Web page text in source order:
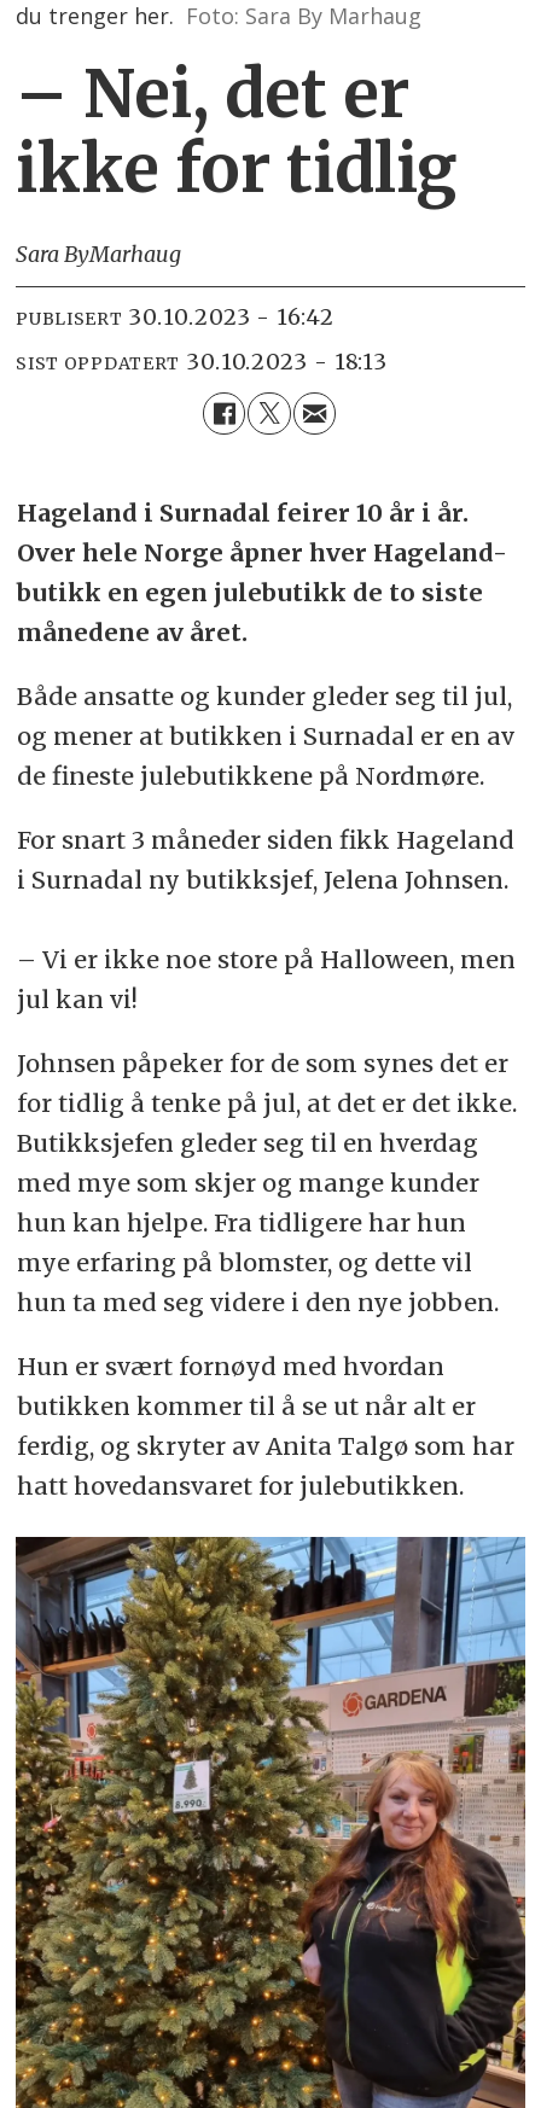
du trenger her. Foto: Sara By Marhaug
– Nei, det er
ikke for tidlig
Sara ByMarhaug
PUBLISERT 30.10.2023 - 16:42
SIST OPPDATERT 30.10.2023 - 18:13
Hageland i Surnadal feirer 10 år i år.
Over hele Norge åpner hver Hageland-
butikk en egen julebutikk de to siste
månedene av året.
Både ansatte og kunder gleder seg til jul,
og mener at butikken i Surnadal er en av
de fineste julebutikkene på Nordmøre.
For snart 3 måneder siden fikk Hageland
i Surnadal ny butikksjef, Jelena Johnsen.
– Vi er ikke noe store på Halloween, men
jul kan vi!
Johnsen påpeker for de som synes det er
for tidlig å tenke på jul, at det er det ikke.
Butikksjefen gleder seg til en hverdag
med mye som skjer og mange kunder
hun kan hjelpe. Fra tidligere har hun
mye erfaring på blomster, og dette vil
hun ta med seg videre i den nye jobben.
Hun er svært fornøyd med hvordan
butikken kommer til å se ut når alt er
ferdig, og skryter av Anita Talgø som har
hatt hovedansvaret for julebutikken.